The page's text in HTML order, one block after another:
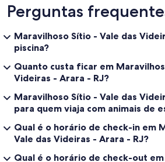
Perguntas
Maravilhoso Sítio - Vale das
piscina?
Quanto custa ficar em
Videiras - Arara - RJ?
Maravilhoso Sítio - Vale das
para quem viaja com animais de
Qual é o horário de check-in em
Vale das Videiras - Arara - RJ?
Qual é o horário de check-out